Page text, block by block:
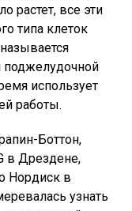
растет, все эти
типа клеток
использует
работы.
Боттон,
в Дрездене,
Нордиск в
узнать